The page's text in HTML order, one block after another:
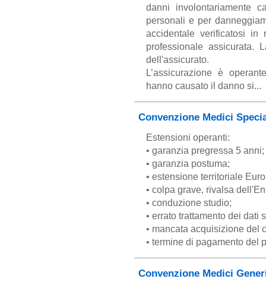
danni involontariamente
personali e per
accidentale verificatosi in
professionale assicurata.
dell'assicurato.
L’assicurazione è
hanno causato il danno
Convenzione Medici
Estensioni operanti:
• garanzia pregressa 5 anni;
• garanzia postuma;
• estensione territoriale
• colpa grave, rivalsa
• conduzione studio;
• errato trattamento dei dati
• mancata acquisizione del
• termine di pagamento del
Convenzione Medici